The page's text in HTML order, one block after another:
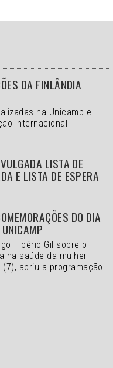
DA FINLÂNDIA
na Unicamp e
internacional
LISTA DE
E LISTA DE ESPERA
DO DIA
Tibério Gil sobre o
na saúde da mulher
abriu a programação